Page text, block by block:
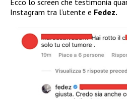
Instagram tra l’utente e Fedez.